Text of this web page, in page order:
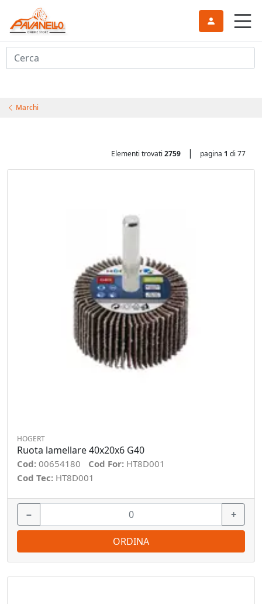
Cerca
Marchi
Elementi trovati 2759 | pagina 1 di 77
HOGERT
Ruota lamellare 40x20x6 G40
Cod: 00654180 Cod For: HT8D001
Cod Tec: HT8D001
− +
ORDINA